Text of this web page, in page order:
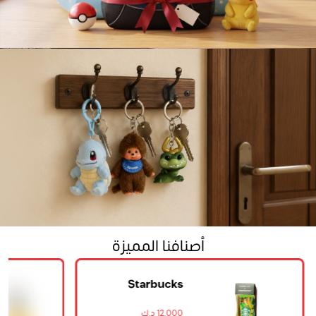
Greeting Card
Beauty
Mini Backpack
Home
أصنافنا المميزة
Starbucks
Keychain
12.000 د.ك